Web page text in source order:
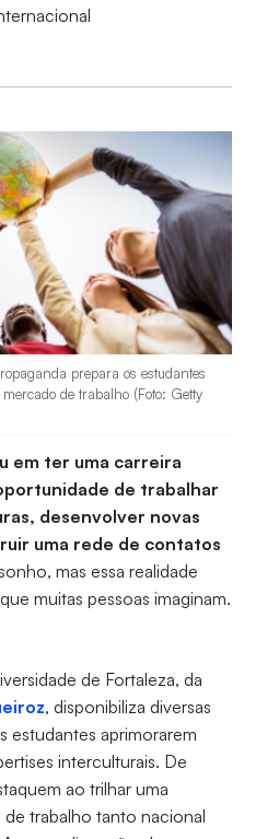
prepara os estudantes
de trabalho (Foto: Getty
em ter uma carreira
de trabalhar
desenvolver novas
uma rede de contatos
mas essa realidade
muitas pessoas imaginam.
de Fortaleza, da
, disponibiliza diversas
estudantes aprimorarem
interculturais. De
ao trilhar uma
trabalho tanto nacional